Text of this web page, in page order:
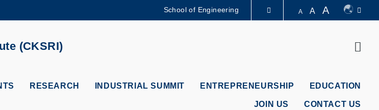
ABOUT HKUST
A-Z
School of Engineering A A A
(CKSRI)
RESEARCH INDUSTRIAL SUMMIT ENTREPRENEURSHIP EDUCATION
JOIN US CONTACT US